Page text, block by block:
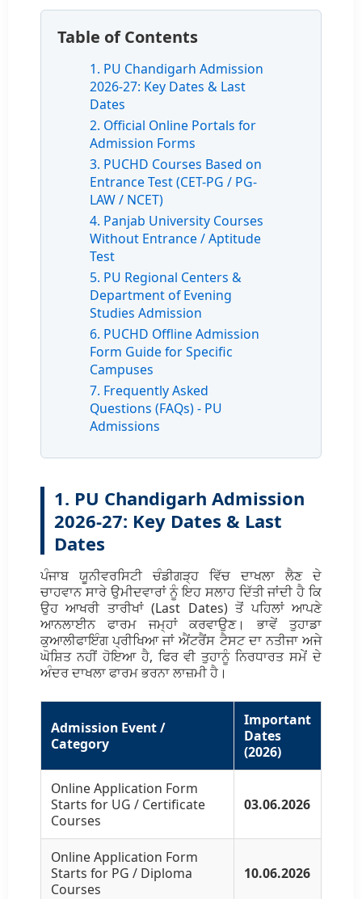
Table of Contents
1. PU Chandigarh Admission
2026-27: Key Dates & Last
Dates
2. Official Online Portals for
Admission Forms
3. PUCHD Courses Based on
Entrance Test (CET-PG / PG-
LAW / NCET)
4. Panjab University Courses
Without Entrance / Aptitude
Test
5. PU Regional Centers &
Department of Evening
Studies Admission
6. PUCHD Offline Admission
Form Guide for Specific
Campuses
7. Frequently Asked
Questions (FAQs) - PU
Admissions
1. PU Chandigarh Admission
2026-27: Key Dates & Last
Dates
ਪੰਜਾਬ ਯੂਨੀਵਰਸਿਟੀ ਚੰਡੀਗੜ੍ਹ ਵਿੱਚ ਦਾਖਲਾ ਲੈਣ ਦੇ
ਚਾਹਵਾਨ ਸਾਰੇ ਉਮੀਦਵਾਰਾਂ ਨੂੰ ਇਹ ਸਲਾਹ ਦਿੱਤੀ ਜਾਂਦੀ ਹੈ ਕਿ
ਉਹ ਆਖਰੀ ਤਾਰੀਖਾਂ (Last Dates) ਤੋਂ ਪਹਿਲਾਂ ਆਪਣੇ
ਆਨਲਾਈਨ ਫਾਰਮ ਜਮ੍ਹਾਂ ਕਰਵਾਉਣ। ਭਾਵੇਂ ਤੁਹਾਡਾ
ਕੁਆਲੀਫਾਇੰਗ ਪ੍ਰੀਖਿਆ ਜਾਂ ਐਂਟਰੈਂਸ ਟੈਸਟ ਦਾ ਨਤੀਜਾ ਅਜੇ
ਘੋਸ਼ਿਤ ਨਹੀਂ ਹੋਇਆ ਹੈ, ਫਿਰ ਵੀ ਤੁਹਾਨੂੰ ਨਿਰਧਾਰਤ ਸਮੇਂ ਦੇ
ਅੰਦਰ ਦਾਖਲਾ ਫਾਰਮ ਭਰਨਾ ਲਾਜ਼ਮੀ ਹੈ।
Admission Event /
Category
Important
Dates
(2026)
Online Application Form
Starts for UG / Certificate
Courses
03.06.2026
Online Application Form
Starts for PG / Diploma
Courses
10.06.2026